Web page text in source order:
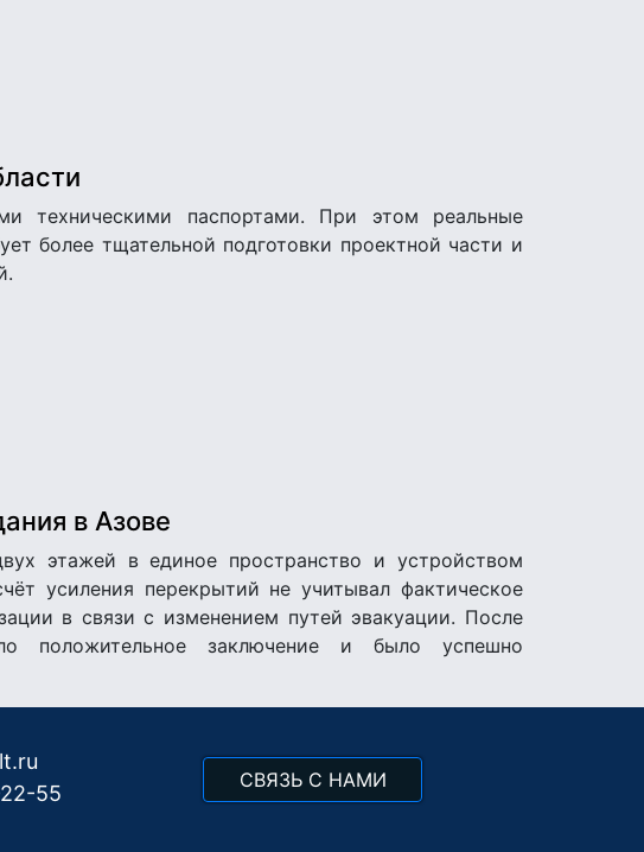
техническими паспортами. При этом реальные
более тщательной подготовки проектной части и
в Азове
этажей в единое пространство и устройством
усиления перекрытий не учитывал фактическое
в связи с изменением путей эвакуации. После
положительное заключение и было успешно
55
CВЯЗЬ С НАМИ